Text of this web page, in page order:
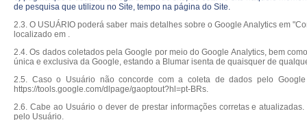
de pesquisa que utilizou no Site, tempo na página do Site.
2.3. O USUÁRIO poderá saber mais detalhes sobre o Google Analytics em
localizado em .
2.4. Os dados coletados pela Google por meio do Google Analytics, bem
única e exclusiva da Google, estando a Blumar isenta de quaisquer de
2.5. Caso o Usuário não concorde com a coleta de dados pelo
https://tools.google.com/dlpage/gaoptout?hl=pt-BRs.
2.6. Cabe ao Usuário o dever de prestar informações corretas e
pelo Usuário.